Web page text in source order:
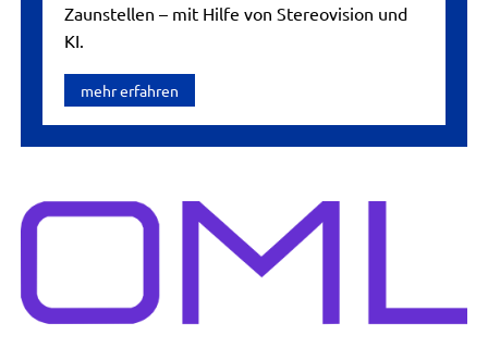
Zaunstellen – mit Hilfe von Stereovision und
KI.
mehr erfahren